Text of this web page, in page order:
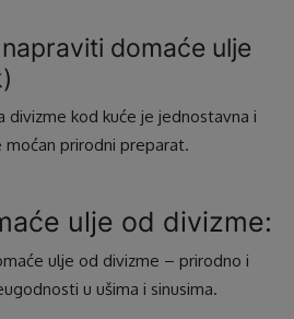
domaće ulje
divizme kod kuće je jednostavna i
prirodni preparat.
ulje od divizme:
ulje od divizme – prirodno i
u ušima i sinusima.